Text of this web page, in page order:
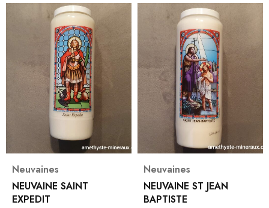
Neuvaines
NEUVAINE SAINT
EXPEDIT
Neuvaines
NEUVAINE ST JEAN
BAPTISTE